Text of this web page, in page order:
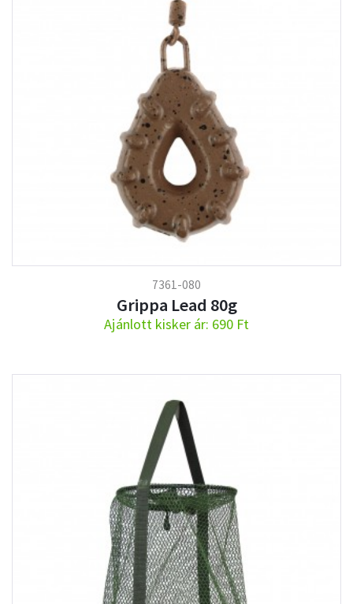
7361-080
Grippa Lead 80g
Ajánlott kisker ár: 690 Ft